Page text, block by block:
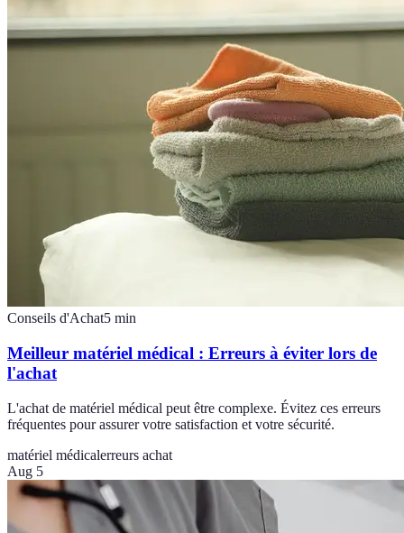
Conseils d'Achat5 min
Meilleur matériel médical : Erreurs à éviter lors de
l'achat
L'achat de matériel médical peut être complexe. Évitez ces erreurs
fréquentes pour assurer votre satisfaction et votre sécurité.
matériel médicalerreurs achat
Aug 5